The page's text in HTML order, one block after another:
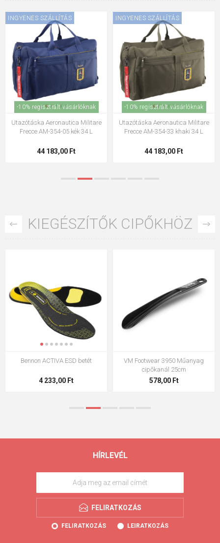
INGYENES SZÁLLÍTÁS
-10% regisztrált vásárlóknak
Utazási táska Aeronautica
Militare Vintage AM-306-01 fekete
117 283,00 Ft
INGYENES SZÁLLÍTÁS
-10% regisztrált vásárlóknak
Utazótáska Aeronautica Militare
Vintage AM-306-25 barna 26 L
117 283,00 Ft
KIEGÉSZÍTŐK CIPŐKHÖZ
Bennon ACTIVA ESD betét
4 233,00 Ft
VM Footwear 3950 Műanyag
cipőkanál 25cm
578,00 Ft
HÍRLEVÉL
FELIRATKOZÁS
FELIRATKOZÁS LEIRATKOZÁS